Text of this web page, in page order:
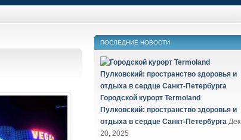
ПОСЛЕДНИЕ НОВОСТИ
Городской курорт Termoland
Пулковский: пространство здоровья и
отдыха в сердце Санкт-Петербурга Дек
20, 2025